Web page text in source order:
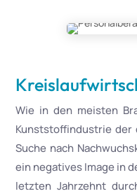
Wie in den meisten
Kunststoffindustrie der
Suche nach
ein negatives Image in
letzten Jahrzehnt